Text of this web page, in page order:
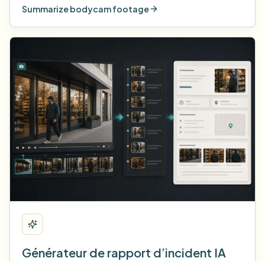
Summarize bodycam footage
Générateur de rapport d’incident IA